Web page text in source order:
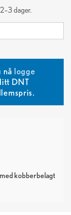
dager.
nå logge
DNT
kobberbelagt